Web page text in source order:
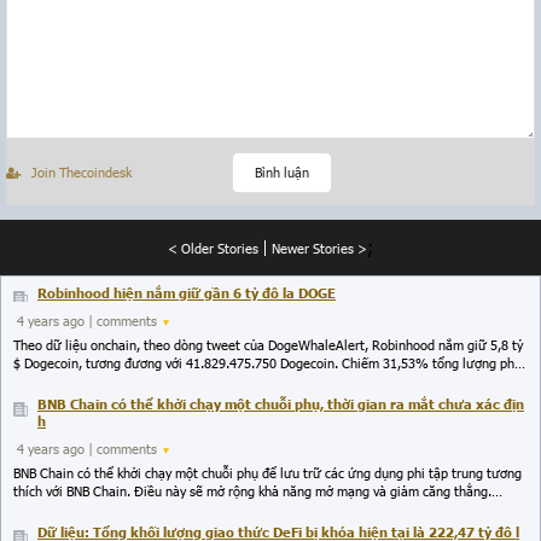
Join Thecoindesk Bình luận
< Older Stories Newer Stories > ;
Robinhood hiện nắm giữ gần 6 tỷ đô la DOGE
4 years ago | comments
Theo dữ liệu onchain, theo dòng tweet của DogeWhaleAlert, Robinhood nắm giữ 5,8 tỷ
$ Dogecoin, tương đương với 41.829.475.750 Dogecoin. Chiếm 31,53% tổng lượng phát
0.15$, thị trường memecoin cũng có tín hiệu ấm dần.
BNB Chain có thể khởi chạy một chuỗi phụ, thời gian ra mắt chưa xác địn
h
4 years ago | comments
BNB Chain có thể khởi chạy một chuỗi phụ để lưu trữ các ứng dụng phi tập trung tương
thích với BNB Chain. Điều này sẽ mở rộng khả năng mở mạng và giảm căng thẳng.
tài sản. Thời gian ra mắt chưa được xác định.
Dữ liệu: Tổng khối lượng giao thức DeFi bị khóa hiện tại là 222,47 tỷ đô l